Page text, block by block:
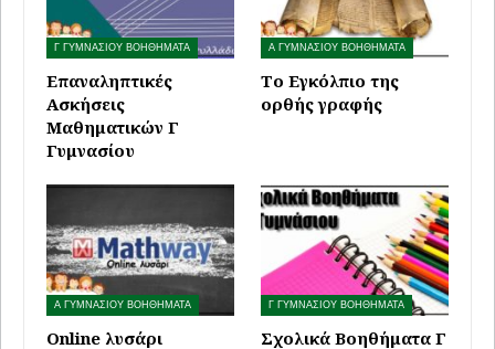
Γ ΓΥΜΝΑΣΙΟΥ ΒΟΗΘΗΜΑΤΑ
Επαναληπτικές
Ασκήσεις
Μαθηματικών Γ
Γυμνασίου
Α ΓΥΜΝΑΣΙΟΥ ΒΟΗΘΗΜΑΤΑ
Το Εγκόλπιο της
ορθής γραφής
Α ΓΥΜΝΑΣΙΟΥ ΒΟΗΘΗΜΑΤΑ
Online λυσάρι
Γ ΓΥΜΝΑΣΙΟΥ ΒΟΗΘΗΜΑΤΑ
Σχολικά Βοηθήματα Γ